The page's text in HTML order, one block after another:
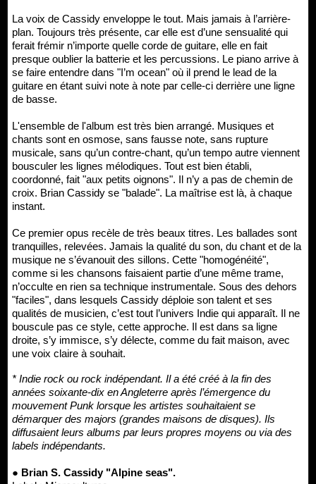
La voix de Cassidy enveloppe le tout. Mais jamais à l’arrière-
plan. Toujours très présente, car elle est d’une sensualité qui
ferait frémir n’importe quelle corde de guitare, elle en fait
presque oublier la batterie et les percussions. Le piano arrive à
se faire entendre dans "I’m ocean" où il prend le lead de la
guitare en étant suivi note à note par celle-ci derrière une ligne
de basse.
L'ensemble de l'album est très bien arrangé. Musiques et
chants sont en osmose, sans fausse note, sans rupture
musicale, sans qu’un contre-chant, qu’un tempo autre viennent
bousculer les lignes mélodiques. Tout est bien établi,
coordonné, fait "aux petits oignons". Il n’y a pas de chemin de
croix. Brian Cassidy se "balade". La maîtrise est là, à chaque
instant.
Ce premier opus recèle de très beaux titres. Les ballades sont
tranquilles, relevées. Jamais la qualité du son, du chant et de la
musique ne s’évanouit des sillons. Cette "homogénéité",
comme si les chansons faisaient partie d’une même trame,
n’occulte en rien sa technique instrumentale. Sous des dehors
"faciles", dans lesquels Cassidy déploie son talent et ses
qualités de musicien, c’est tout l’univers Indie qui apparaît. Il ne
bouscule pas ce style, cette approche. Il est dans sa ligne
droite, s’y immisce, s’y délecte, comme du fait maison, avec
une voix claire à souhait.
* Indie rock ou rock indépendant. Il a été créé à la fin des
années soixante-dix en Angleterre après l’émergence du
mouvement Punk lorsque les artistes souhaitaient se
démarquer des majors (grandes maisons de disques). Ils
diffusaient leurs albums par leurs propres moyens ou via des
labels indépendants.
● Brian S. Cassidy "Alpine seas".